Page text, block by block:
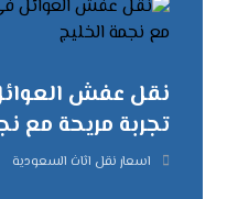
نقل عفش
تجربة مريحة مع
اسعار نقل اثاث السعودية